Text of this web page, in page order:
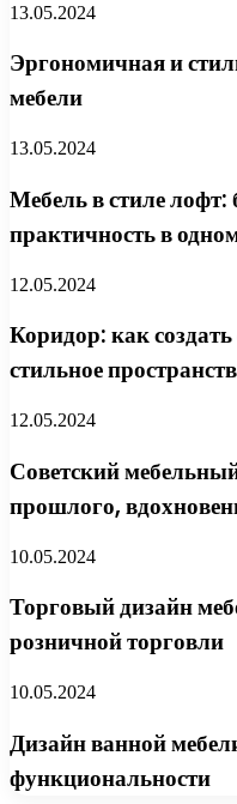
13.05.2024
Эргономичная и
мебели
13.05.2024
Мебель в стиле лофт:
практичность в
12.05.2024
Коридор: как
стильное
12.05.2024
Советский
прошлого,
10.05.2024
Торговый дизайн
розничной торговли
10.05.2024
Дизайн ванной
функциональности